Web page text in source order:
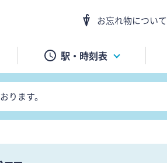
お忘れ物について
駅・時刻表
ります。